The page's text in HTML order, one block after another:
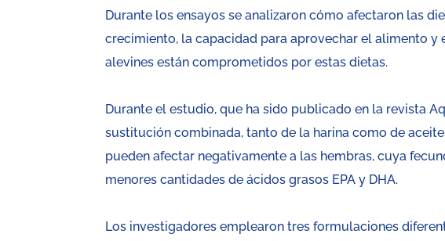
Durante los ensayos se analizaron cómo afectaron las
crecimiento, la capacidad para aprovechar el alimento y
alevines están comprometidos por estas dietas.
Durante el estudio, que ha sido publicado en la revista
sustitución combinada, tanto de la harina como de
pueden afectar negativamente a las hembras, cuya
menores cantidades de ácidos grasos EPA y DHA.
Los investigadores emplearon tres formulaciones